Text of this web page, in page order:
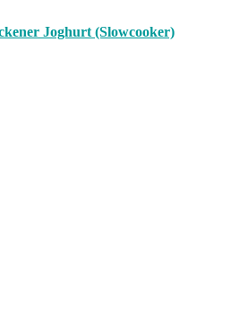
Joghurt (Slowcooker)